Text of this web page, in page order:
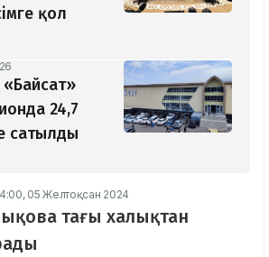
қол
24,7
сатылды
05 Желтоқсан 2024
тағы халықтан